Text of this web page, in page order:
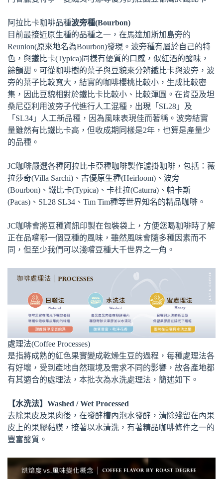
阿拉比卡咖啡品種波旁種(Bourbon)
目前最接近原生種的品種之一，在馬達加斯加島旁的
Reunion(原來地名為Bourbon)發現。波旁種有屬於自己的特
色，與鐵比卡(Typica)同樣有優質的口感，似紅酒的酸味，
餘韻甜。可從咖啡樹的葉子與豆貌來分辨鐵比卡與波旁，波
旁的葉子比較寬大，結實的咖啡櫻桃比較小，生成比較密
集，因此豆貌相對於鐵比卡比較小、比較渾圓。在肯亞及坦
桑尼亞利用波旁子代進行人工混種，出現「SL28」及
「SL34」人工新品種，因為風味表現佳而著稱。波旁結實
量雖然有比鐵比卡高，但收成期同樣是2年，也算是產量少
的品種。
JC咖啡嚴選各種阿拉比卡亞種咖啡製作濾掛咖啡，包括：薇
拉莎奇(Villa Sarchi)、古優原生種(Heirloom)、波旁
(Bourbon)、鐵比卡(Typica)、卡杜拉(Caturra)、帕卡斯
(Pacas)、SL28 SL34、Tim Tim種等世界知名的精品咖啡。
JC咖啡會將豆種資訊印製在包裝袋上，方便您喝咖啡時了解
正在品嚐哪一個豆種的風味，雖然風味會隨多種因素而不
同，但至少我們可以淺嚐豆種大千世界之一角。
處理法(Coffee Processes)
是指將成熟的紅色果實變成乾燥生豆的過程，每種處理法各
有好壞，受到產地自然環境及需求不同的影響，故各產地都
有其適合的處理法，本批次為水洗處理法，簡述如下。
【水洗法】Washed / Wet Processed
去除果皮及果肉後，在發酵槽內泡水發酵，清除殘留在內果
皮上的果膠黏膜，接著以水清洗，有著精品咖啡條件之一的
豐富酸質。